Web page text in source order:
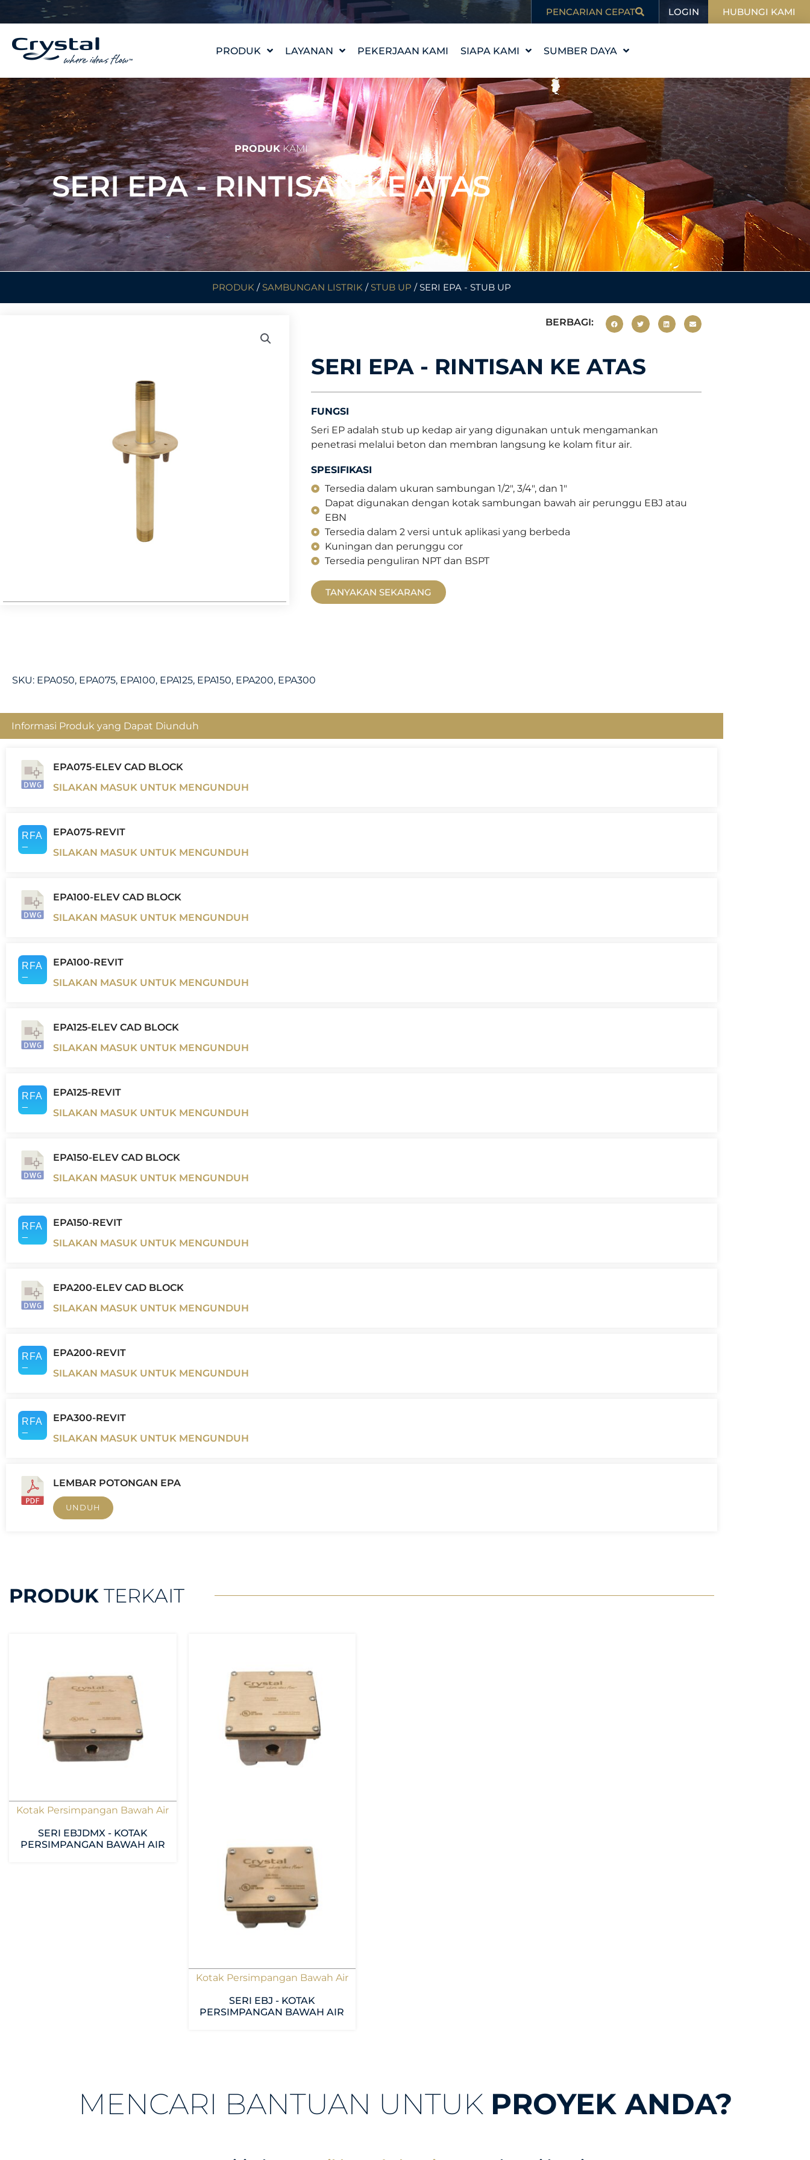
ke
konten
PENCARIAN CEPAT LOGIN HUBUNGI KAMI
PRODUK LAYANAN
DESAIN FITUR AIR
WATERLAB™
DUKUNGAN PRODUK
DAN TEKNIS
PEKERJAAN KAMI SIAPA KAMI
KISAH KAMI
NILAI-NILAI KAMI
TEMUI TIM
KARIR
SUMBER DAYA
PENDIDIKAN
BLOG
DALAM BERITA
PRODUKKAMI
SERI EPA - RINTISAN KE ATAS
PRODUK / SAMBUNGAN LISTRIK / STUB UP / SERI EPA - STUB UP
BERBAGI:
SERI EPA - RINTISAN KE ATAS
FUNGSI
Seri EP adalah stub up kedap air yang digunakan untuk mengamankan
penetrasi melalui beton dan membran langsung ke kolam fitur air.
SPESIFIKASI
Tersedia dalam ukuran sambungan 1/2", 3/4", dan 1"
Dapat digunakan dengan kotak sambungan bawah air perunggu EBJ atau
EBN
Tersedia dalam 2 versi untuk aplikasi yang berbeda
Kuningan dan perunggu cor
Tersedia penguliran NPT dan BSPT
TANYAKAN SEKARANG
SKU: EPA050, EPA075, EPA100, EPA125, EPA150, EPA200, EPA300
Informasi Produk yang Dapat Diunduh
EPA075-ELEV CAD BLOCK
SILAKAN MASUK UNTUK MENGUNDUH
EPA075-REVIT
SILAKAN MASUK UNTUK MENGUNDUH
EPA100-ELEV CAD BLOCK
SILAKAN MASUK UNTUK MENGUNDUH
EPA100-REVIT
SILAKAN MASUK UNTUK MENGUNDUH
EPA125-ELEV CAD BLOCK
SILAKAN MASUK UNTUK MENGUNDUH
EPA125-REVIT
SILAKAN MASUK UNTUK MENGUNDUH
EPA150-ELEV CAD BLOCK
SILAKAN MASUK UNTUK MENGUNDUH
EPA150-REVIT
SILAKAN MASUK UNTUK MENGUNDUH
EPA200-ELEV CAD BLOCK
SILAKAN MASUK UNTUK MENGUNDUH
EPA200-REVIT
SILAKAN MASUK UNTUK MENGUNDUH
EPA300-REVIT
SILAKAN MASUK UNTUK MENGUNDUH
LEMBAR POTONGAN EPA
UNDUH
PRODUK TERKAIT
Kotak Persimpangan Bawah Air
SERI EBJDMX - KOTAK
PERSIMPANGAN BAWAH AIR
Kotak Persimpangan Bawah Air
SERI EBJ - KOTAK
PERSIMPANGAN BAWAH AIR
MENCARI BANTUAN UNTUK PROYEK ANDA?